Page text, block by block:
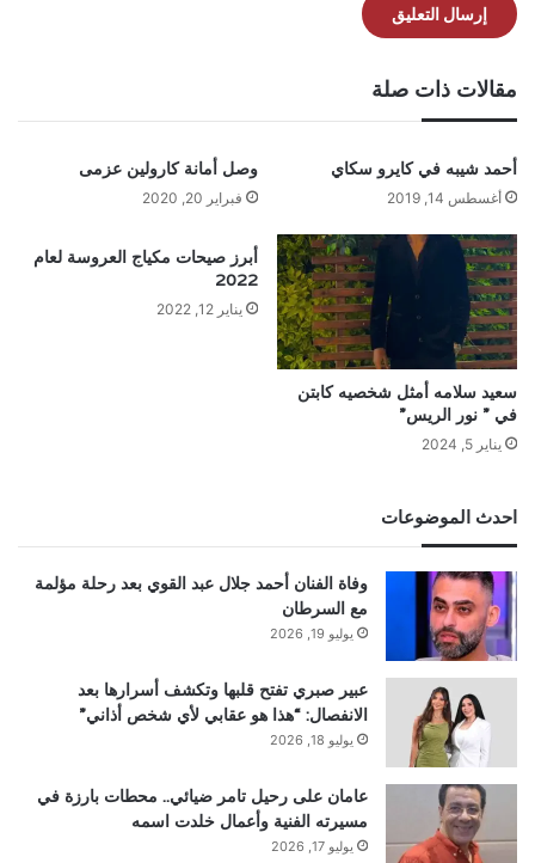
مقالات ذات صلة
أحمد شيبه في كايرو سكاي
أغسطس 14, 2019
وصل أمانة كارولين عزمى
فبراير 20, 2020
سعيد سلامه أمثل شخصيه كابتن
في ” نور الريس”
يناير 5, 2024
أبرز صيحات مكياج العروسة لعام
2022
يناير 12, 2022
احدث الموضوعات
وفاة الفنان أحمد جلال عبد القوي بعد رحلة مؤلمة
مع السرطان
يوليو 19, 2026
عبير صبري تفتح قلبها وتكشف أسرارها بعد
الانفصال: “هذا هو عقابي لأي شخص أذاني”
يوليو 18, 2026
عامان على رحيل تامر ضيائي.. محطات بارزة في
مسيرته الفنية وأعمال خلدت اسمه
يوليو 17, 2026